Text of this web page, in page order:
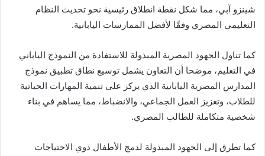
شينزو آبي، مما شكل نقطة انطلاق رئيسية نحو تحديث النظام
التعليمي المصري وفقًا لأفضل الممارسات اليابانية.
كما تناول الجهود المصرية المبذولة للاستفادة من النموذج الياباني
في التعليم، موضحا أن التعاون يشمل توسيع نطاق تطبيق نموذج
المدارس المصرية اليابانية الذي يركز على تنمية المهارات الحياتية
للطلاب، وتعزيز العمل الجماعي، والانضباط، مما يساهم في بناء
شخصية متكاملة للطالب المصري.
كما تطرق إلى الجهود المبذولة لدمج الأطفال ذوي الاحتياجات